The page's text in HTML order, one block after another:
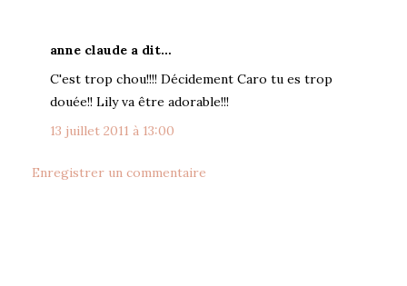
anne claude a dit…
C'est trop chou!!!! Décidement Caro tu es trop
douée!! Lily va être adorable!!!
13 juillet 2011 à 13:00
Enregistrer un commentaire